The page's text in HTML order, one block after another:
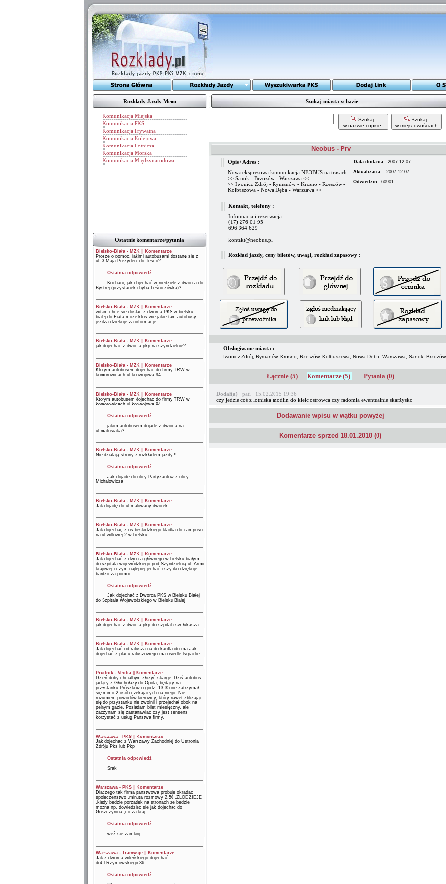
Rozkłady Jazdy Menu
Komunikacja Miejska
Komunikacja PKS
Komunikacja Prywatna
Komunikacja Kolejowa
Komunikacja Lotnicza
Komunikacja Morska
Komunikacja Międzynarodowa
Ostatnie komentarze/pytania
Bielsko-Biała - MZK||
Komentarze
Prosze o pomoc, jakimi autobusami dostanę się z
ul. 3 Maja Prezydent do Tesco?
Ostatnia odpowiedź
Kochani, jak dojechać w niedzielę z dworca do
Bystrej (przystanek chyba Leśniczówka)?
Bielsko-Biała - MZK||
Komentarze
witam chce sie dostac z dworca PKS w bielsku
bialej do Fiata moze ktos wie jakie tam autobusy
jezdza dziekuje za informacje
Bielsko-Biała - MZK||
Komentarze
jak dojechac z dworca pkp na szyndzielnie?
Bielsko-Biała - MZK||
Komentarze
Ktorym autobusem dojechac do firmy TRW w
komorowicach ul konwojowa 94
Bielsko-Biała - MZK||
Komentarze
Ktorym autobusem dojechac do firmy TRW w
komorowicach ul konwojowa 94
Ostatnia odpowiedź
jakim autobusem dojade z dworca na
ul.matusiaka?
Bielsko-Biała - MZK||
Komentarze
Nie działają strony z rozkładem jazdy !!
Ostatnia odpowiedź
Jak dojade do ulicy Partyzantow z ulicy
Michalowicza
Bielsko-Biała - MZK||
Komentarze
Jak dojadę do ul.malowany dworek
Bielsko-Biała - MZK||
Komentarze
Jak dojechaç z os.beskidzkiego kładka do campusu
na ul.willowej 2 w bielsku
Bielsko-Biała - MZK||
Komentarze
Jak dojechać z dworca głównego w bielsku białym
do szpitala wojewódzkiego pod Szyndzielnią ul. Armii
krajowej i czym najlepiej jechać i szybko dziękuję
bardzo za pomoc
Ostatnia odpowiedź
Jak dojechać z Dworca PKS w Bielsku Białej
do Szpitala Wojewódzkiego w Bielsku Białej
Bielsko-Biała - MZK||
Komentarze
jak dojechac z dworca pkp do szpitala sw łukasza
Bielsko-Biała - MZK||
Komentarze
Jak dojechać od ratusza na do kauflandu ma Jak
dojechać z placu ratuszowego ma osiedle lsrpaclie
Prudnik - Veolia||
Komentarze
Dzień doby chciałbym złożyć skargę. Dziś autobus
jadący z Głuchołazy do Opola, będący na
przystanku Prószków o godz. 13:35 nie zatrzymał
się mimo 2 osób czekajacych na niego. Nie
rozumiem powodów kierowcy, który nawet zbliżając
się do przystanku nie zwolnił i przejechał obok na
pełnym gazie. Posiadam bilet miesięczny, ale
zaczynam się zastanawiać czy jest sensens
korzystać z usług Państwa firmy.
Warszawa - PKS||
Komentarze
Jak dojechac z Warszawy Zachodniej do Ustronia
Zdróju Pks lub Pkp
Ostatnia odpowiedź
Srak
Warszawa - PKS||
Komentarze
Dlaczego tak firma panstwowa probuje okradac
spoleczenstwo ,minuta rozmowy 2.50 ,ZLODZIEJE
,kiedy bedzie porzadek na stronach ze bedzie
mozna np. dowiedziec sie jak dojechac do
Goszczynina ,co za kraj ................
Ostatnia odpowiedź
weź się zamknij
Warszawa - Tramwaje||
Komentarze
Jak z dworca wileńskiego dojechać
doUl.Rzymowskiego 36
Ostatnia odpowiedź
Szukaj miasta w bazie
Szukaj
w nazwie i opisie
Szukaj
w miejscowościach
Neobus - Prv
Opis / Adres : Data dodania : 2007-12-07
Nowa ekspresowa komunikacja NEOBUS na trasach:
>> Sanok - Brzozów - Warszawa <<
>> Iwonicz Zdrój - Rymanów - Krosno - Rzeszów -
Kolbuszowa - Nowa Dęba - Warszawa <<
Aktualizacja : 2007-12-07
Odwiedzin : 60901
Kontakt, telefony :
Informacja i rezerwacja:
(17) 276 01 95
696 364 629
kontakt@neobus.pl
Rozkład jazdy, ceny biletów, uwagi, rozkład zapasowy :
Obsługiwane miasta :
Iwonicz Zdrój, Rymanów, Krosno, Rzeszów, Kolbuszowa, Nowa Dęba, Warszawa, Sanok, Brzozów
Łącznie (5) Komentarze (5) Pytania (0)
Dodał(a) : pati 15.02.2015 19:36
czy jedzie coś z lotniska modlin do kielc ostrowca czy radomia ewentualnie skarżysko
Dodawanie wpisu w wątku powyżej
Komentarze sprzed 18.01.2010 (0)